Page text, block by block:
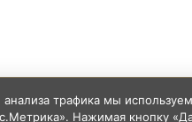
трафика мы используем
Нажимая кнопку